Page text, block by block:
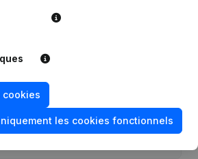
posées
d'entreprise de Multi'sens?
PEPPOL de Multi'sens?
cookies
les cookies fonctionnels